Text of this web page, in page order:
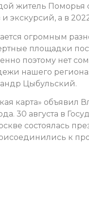
житель Поморья
экскурсий, а в
огромным
площадки
поэтому нет
нашего
Цыбульский.
карта»
30 августа в
состоялась
к